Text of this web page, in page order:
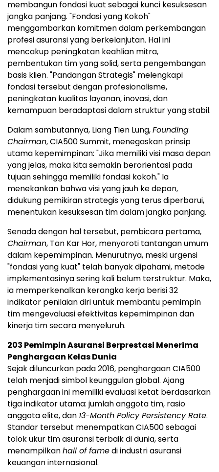
membangun fondasi kuat sebagai kunci kesuksesan
jangka panjang. "Fondasi yang Kokoh"
menggambarkan komitmen dalam perkembangan
profesi asuransi yang berkelanjutan. Hal ini
mencakup peningkatan keahlian mitra,
pembentukan tim yang solid, serta pengembangan
basis klien. "Pandangan Strategis" melengkapi
fondasi tersebut dengan profesionalisme,
peningkatan kualitas layanan, inovasi, dan
kemampuan beradaptasi dalam struktur yang stabil.
Dalam sambutannya, Liang Tien Lung,Founding
Chairman, CIA500 Summit, menegaskan prinsip
utama kepemimpinan: "Jika memiliki visi masa depan
yang jelas, maka kita semakin berorientasi pada
tujuan sehingga memiliki fondasi kokoh." Ia
menekankan bahwa visi yang jauh ke depan,
didukung pemikiran strategis yang terus diperbarui,
menentukan kesuksesan tim dalam jangka panjang.
Senada dengan hal tersebut, pembicara pertama,
Chairman, Tan Kar Hor, menyoroti tantangan umum
dalam kepemimpinan. Menurutnya, meski urgensi
"fondasi yang kuat" telah banyak dipahami, metode
implementasinya sering kali belum terstruktur. Maka,
ia memperkenalkan kerangka kerja berisi 32
indikator penilaian diri untuk membantu pemimpin
tim mengevaluasi efektivitas kepemimpinan dan
kinerja tim secara menyeluruh.
203 Pemimpin Asuransi Berprestasi Menerima
Penghargaan Kelas Dunia
Sejak diluncurkan pada 2016, penghargaan CIA500
telah menjadi simbol keunggulan global. Ajang
penghargaan ini memiliki evaluasi ketat berdasarkan
tiga indikator utama: jumlah anggota tim, rasio
anggota elite, dan 13-Month Policy Persistency Rate.
Standar tersebut menempatkan CIA500 sebagai
tolok ukur tim asuransi terbaik di dunia, serta
menampilkanhall of famedi industri asuransi
keuangan internasional.